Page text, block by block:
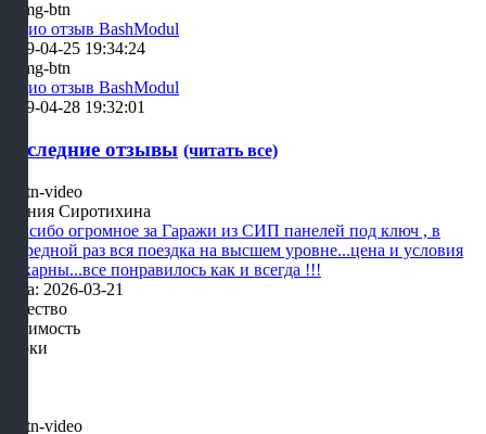
Аудио отзыв BashModul
2019-04-25 19:34:24
Аудио отзыв BashModul
2019-04-28 19:32:01
Последние отзывы (читать все)
Ксения Сиротихина
Спасибо огромное за Гаражи из СИП панелей под ключ , в
очередной раз вся поездка на высшем уровне...цена и условия
шикарны...все понравилось как и всегда !!!
Дата: 2026-03-21
Качество
Стоимость
Сроки